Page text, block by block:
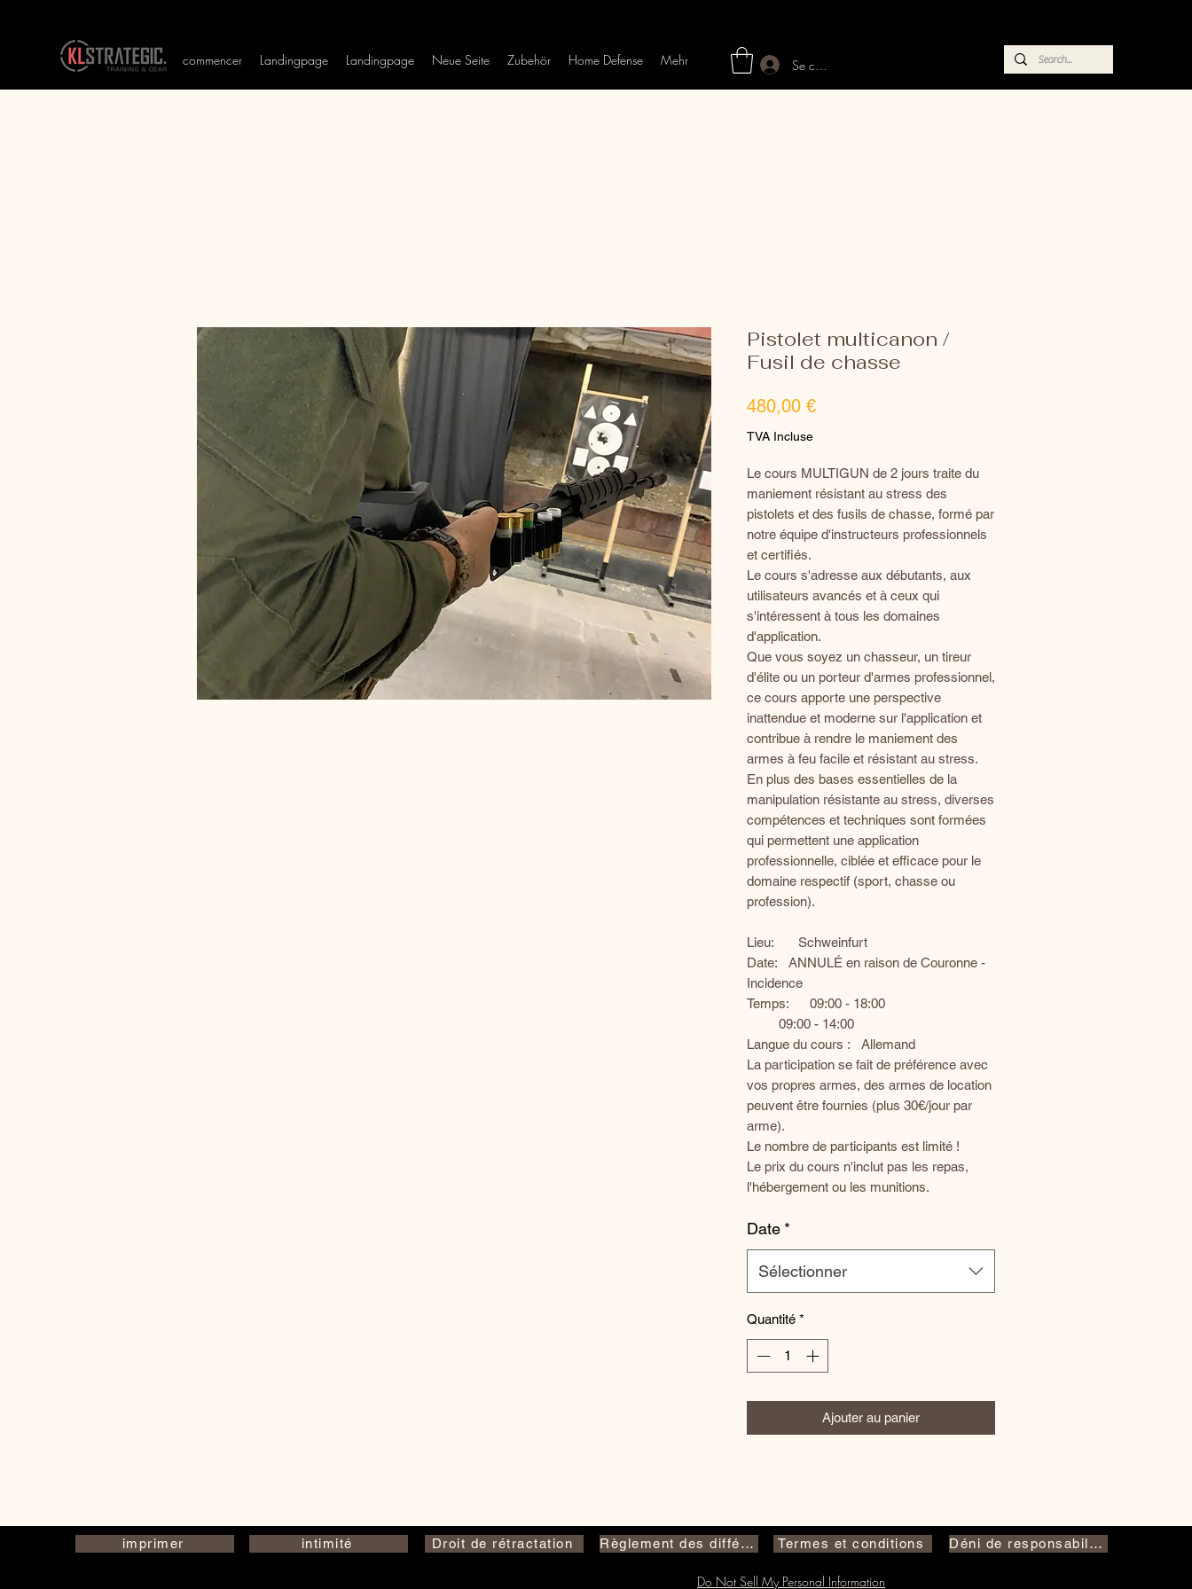
commencer Landingpage Landingpage Neue Seite Zubehör Home Defense Mehr Se connecter
Pistolet multicanon /
Fusil de chasse
480,00 €Prix
TVA Incluse
Le cours MULTIGUN de 2 jours traite du
maniement résistant au stress des
pistolets et des fusils de chasse, formé par
notre équipe d'instructeurs professionnels
et certifiés.
Le cours s'adresse aux débutants, aux
utilisateurs avancés et à ceux qui
s'intéressent à tous les domaines
d'application.
Que vous soyez un chasseur, un tireur
d'élite ou un porteur d'armes professionnel,
ce cours apporte une perspective
inattendue et moderne sur l'application et
contribue à rendre le maniement des
armes à feu facile et résistant au stress.
En plus des bases essentielles de la
manipulation résistante au stress, diverses
compétences et techniques sont formées
qui permettent une application
professionnelle, ciblée et efficace pour le
domaine respectif (sport, chasse ou
profession).
Lieu: Schweinfurt
Date: ANNULÉ en raison de Couronne -
Incidence
Temps: 09:00 - 18:00
09:00 - 14:00
Langue du cours : Allemand
La participation se fait de préférence avec
vos propres armes, des armes de location
peuvent être fournies (plus 30€/jour par
arme).
Le nombre de participants est limité !
Le prix du cours n'inclut pas les repas,
l'hébergement ou les munitions.
Date *
Sélectionner
Quantité *
Ajouter au panier
imprimer intimité Droit de rétractation Règlement des différends de l&#39;UE Termes et conditions Déni de responsabilité
Do Not Sell My Personal Information